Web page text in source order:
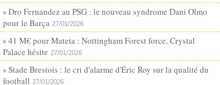
Dro Fernandez au PSG : le nouveau syndrome Dani Olmo
pour le Barça 27/01/2026
41 M€ pour Mateta : Nottingham Forest force, Crystal
Palace hésite 27/01/2026
Stade Brestois : le cri d'alarme d'Éric Roy sur la qualité du
football 27/01/2026